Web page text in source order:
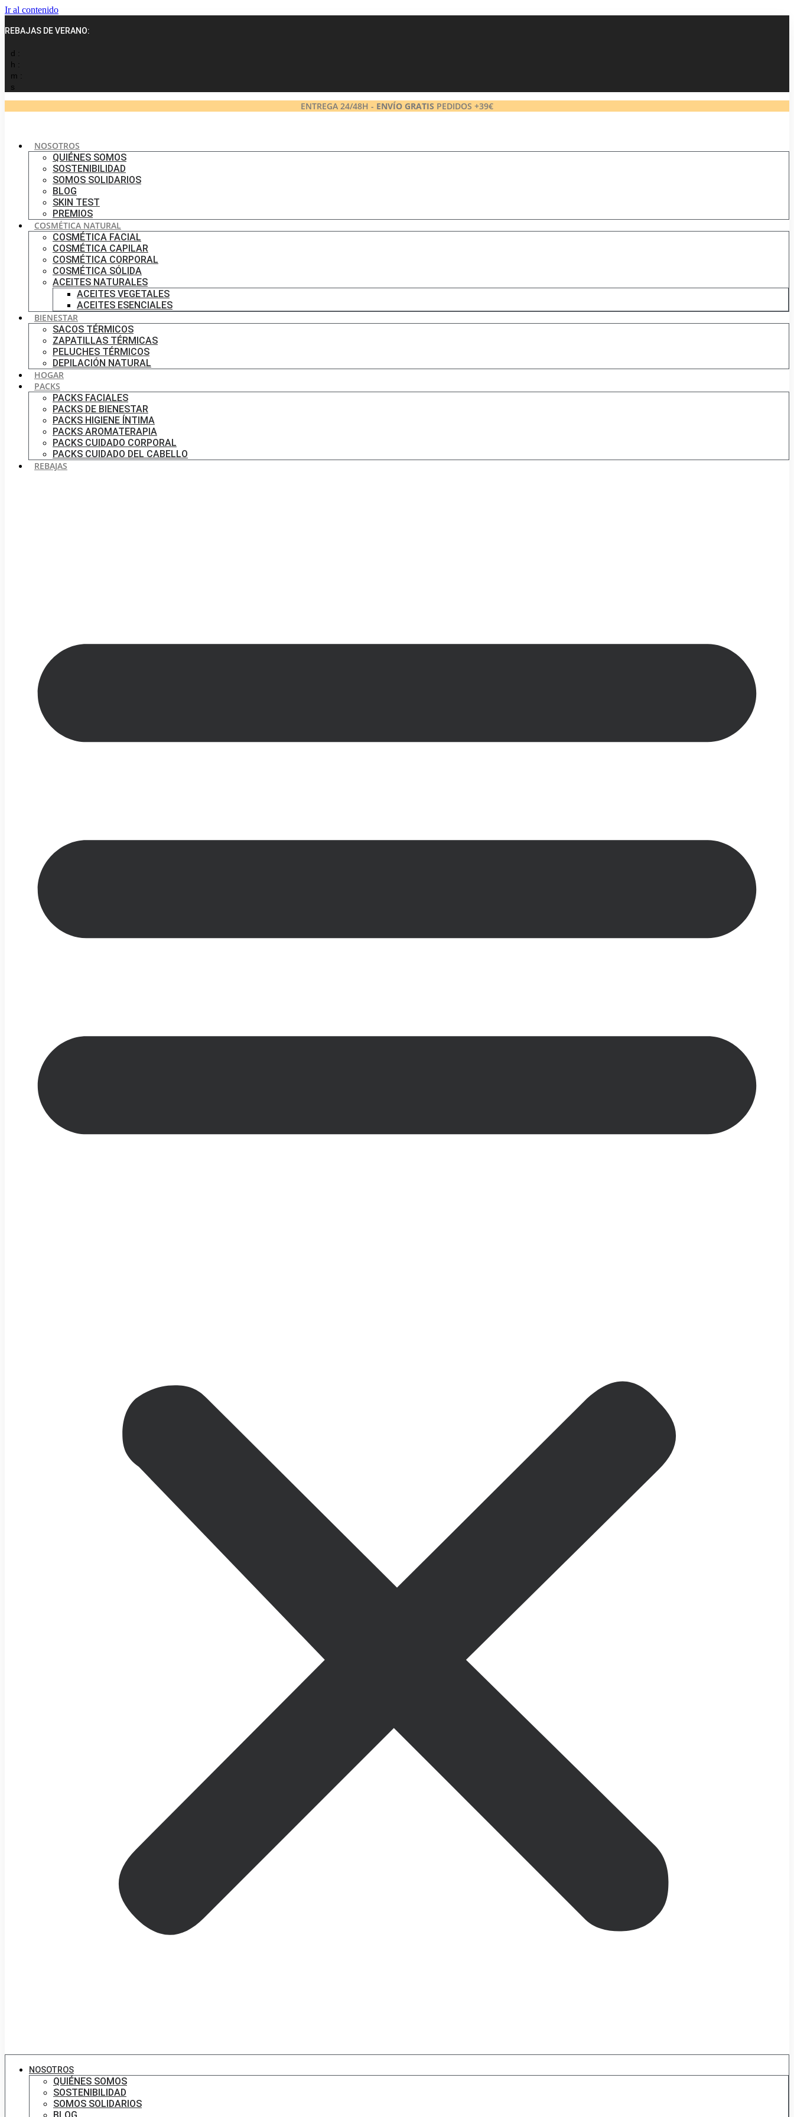
Ir al contenido
REBAJAS DE VERANO:
d :
h :
m :
s
ENTREGA 24/48H - ENVÍO GRATIS PEDIDOS +39€
NOSOTROS
QUIÉNES SOMOS
SOSTENIBILIDAD
SOMOS SOLIDARIOS
BLOG
SKIN TEST
PREMIOS
COSMÉTICA NATURAL
COSMÉTICA FACIAL
COSMÉTICA CAPILAR
COSMÉTICA CORPORAL
COSMÉTICA SÓLIDA
ACEITES NATURALES
ACEITES VEGETALES
ACEITES ESENCIALES
BIENESTAR
SACOS TÉRMICOS
ZAPATILLAS TÉRMICAS
PELUCHES TÉRMICOS
DEPILACIÓN NATURAL
HOGAR
PACKS
PACKS FACIALES
PACKS DE BIENESTAR
PACKS HIGIENE ÍNTIMA
PACKS AROMATERAPIA
PACKS CUIDADO CORPORAL
PACKS CUIDADO DEL CABELLO
REBAJAS
NOSOTROS
QUIÉNES SOMOS
SOSTENIBILIDAD
SOMOS SOLIDARIOS